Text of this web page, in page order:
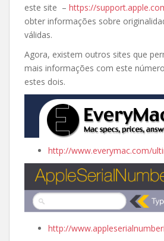
este site – https://
obter informações sobre
válidas.
Agora, existem outros sites que
mais informações com este
estes dois.
http://www.everymac.com/
http://